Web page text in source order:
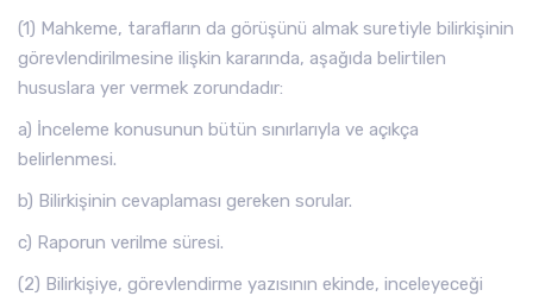
(1) Mahkeme, tarafların da görüşünü almak suretiyle bilirkişinin
görevlendirilmesine ilişkin kararında, aşağıda belirtilen
hususlara yer vermek zorundadır:
a) İnceleme konusunun bütün sınırlarıyla ve açıkça
belirlenmesi.
b) Bilirkişinin cevaplaması gereken sorular.
c) Raporun verilme süresi.
(2) Bilirkişiye, görevlendirme yazısının ekinde, inceleyeceği